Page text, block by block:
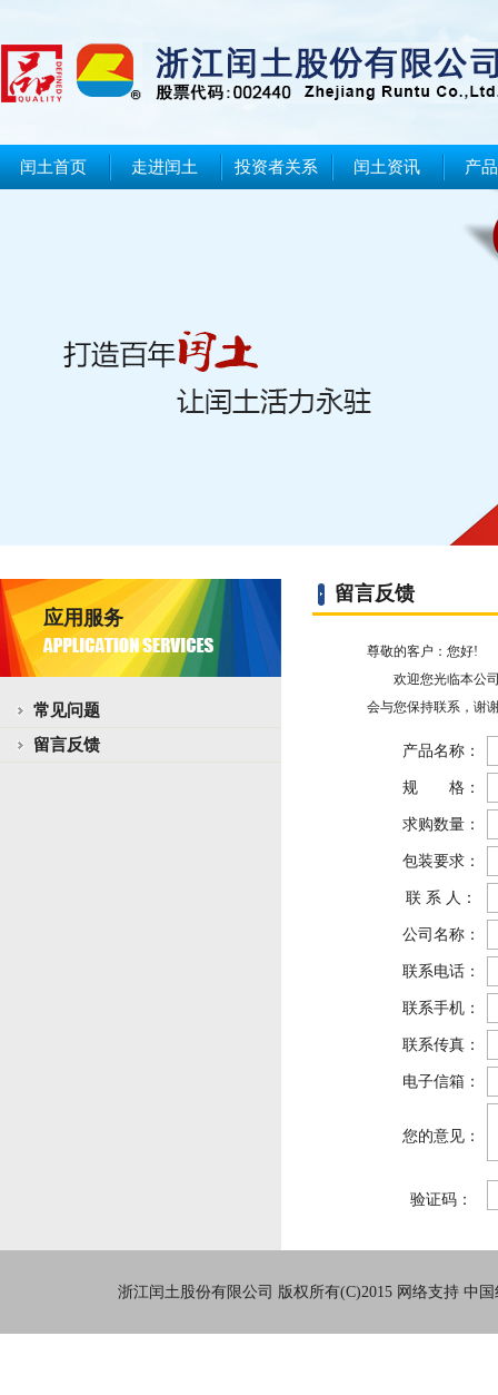
闰土首页 走进闰土 投资者关系 闰土资讯 产
应用服务
常见问题
留言反馈
留言反馈
尊敬的客户：您好!
欢迎您光临本公司
会与您保持联系，谢
产品名称：
规 格：
求购数量：
包装要求：
联 系 人：
公司名称：
联系电话：
联系手机：
联系传真：
电子信箱：
您的意见：
验证码：
浙江闰土股份有限公司 版权所有(C)2015 网络支持 中